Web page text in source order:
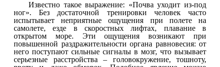
Известно такое выражение: «Почва уходит из-под
ног». Без достаточной тренировки человек часто
испытывает неприятные ощущения при полете на
самолете, езде в скоростных лифтах, плавание в
открытом море. Эти ощущения возникают при
повышенной раздражительности органа равновесия: от
него поступают сильные сигналы в мозг, что вызывает
серьезные расстройства – головокружение, тошноту,